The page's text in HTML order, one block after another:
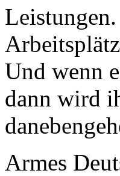
Und wenn
dann wird
Armes